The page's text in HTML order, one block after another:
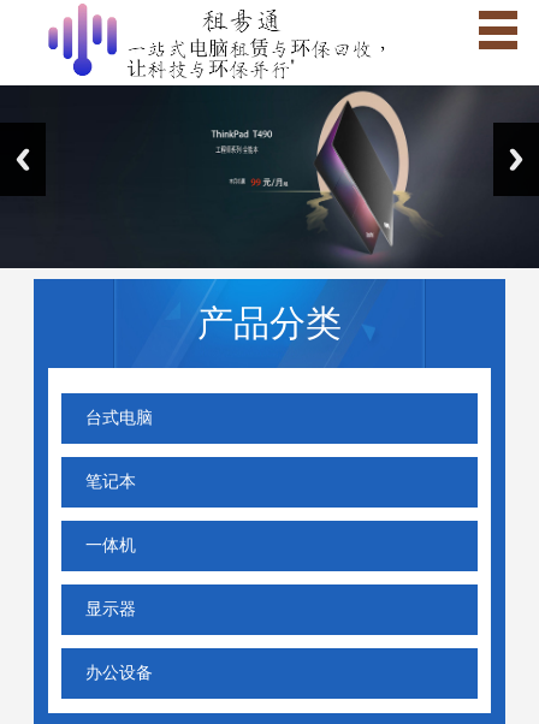
产品分类
台式电脑
笔记本
一体机
显示器
办公设备